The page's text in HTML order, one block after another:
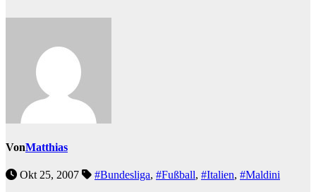
VonMatthias
Okt 25, 2007 #Bundesliga, #Fußball, #Italien, #Maldini